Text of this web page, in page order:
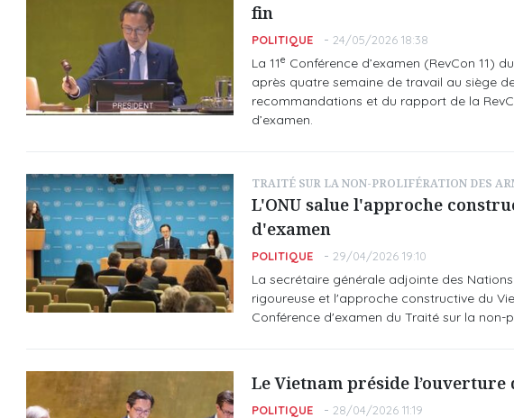
fin
POLITIQUE 24/05/2026 18:38
La 11e Conférence d’examen (RevCon 11)
après quatre semaine de travail au siège
recommandations et du rapport de la
d’examen.
TRAITÉ SUR LA NON-PROLIFÉRATION DES
L'ONU salue l'approche
d'examen
POLITIQUE 29/04/2026 19:10
La secrétaire générale adjointe des
rigoureuse et l'approche constructive du
Conférence d'examen du Traité sur la
Le Vietnam préside l’ouverture
POLITIQUE 28/04/2026 11:19